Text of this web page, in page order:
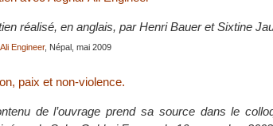
réalisé, en anglais, par Henri Bauer et Sixtine
Engineer, Népal, mai 2009
paix et non-violence.
de l’ouvrage prend sa source dans le